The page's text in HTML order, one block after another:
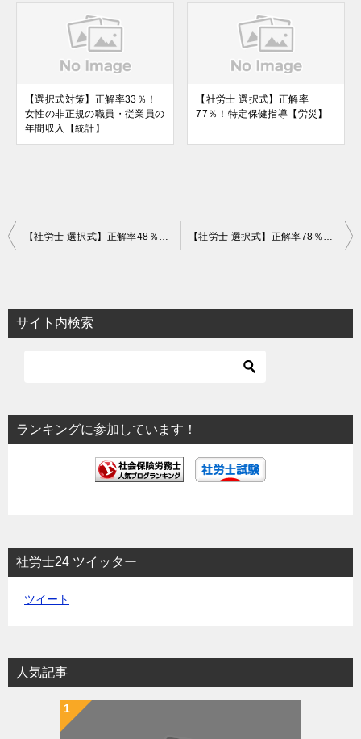
【選択式対策】正解率33％！
女性の非正規の職員・従業員の
年間収入【統計】
【社労士 選択式】正解率
77％！特定保健指導【労災】
投
ビ
ゲ
ョ
ン
【社労士 選択式】正解率48％！令和３年度の年金額【年金】 【社労士 選択式】正解率78％！「休日」の取扱い【科目横断】
サイト内検索
ランキングに参加しています！
社労士24 ツイッター
ツイート
人気記事